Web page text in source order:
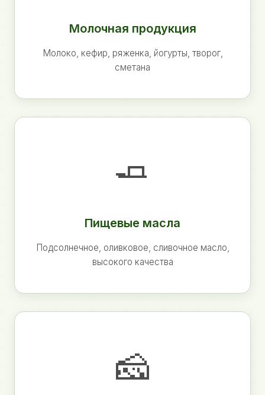
Молочная продукция
Молоко, кефир, ряженка, йогурты, творог,
сметана
🧈
Пищевые масла
Подсолнечное, оливковое, сливочное масло,
высокого качества
🧀